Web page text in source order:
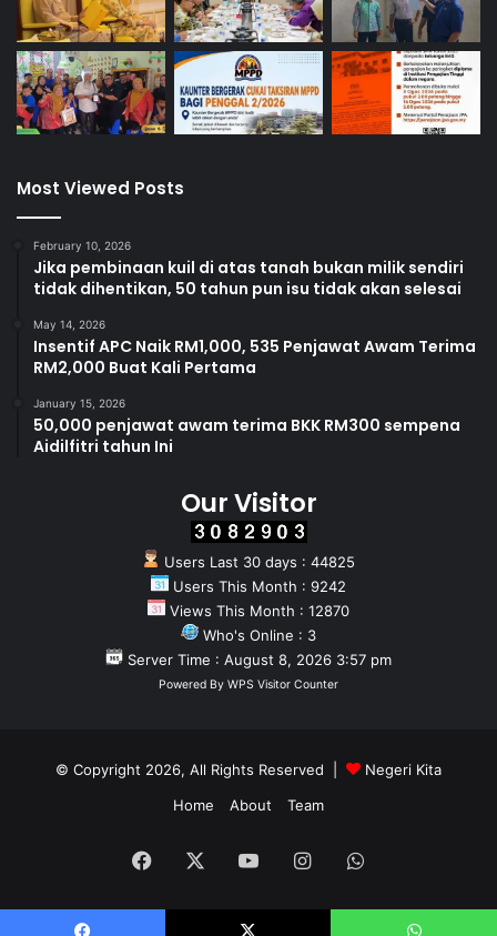
Most Viewed Posts
February 10, 2026
Jika pembinaan kuil di atas tanah bukan milik sendiri
tidak dihentikan, 50 tahun pun isu tidak akan selesai
May 14, 2026
Insentif APC Naik RM1,000, 535 Penjawat Awam Terima
RM2,000 Buat Kali Pertama
January 15, 2026
50,000 penjawat awam terima BKK RM300 sempena
Aidilfitri tahun Ini
Our Visitor
Users Last 30 days : 44825
Users This Month : 9242
Views This Month : 12870
Who's Online : 3
Server Time : August 8, 2026 3:57 pm
Powered By WPS Visitor Counter
© Copyright 2026, All Rights Reserved |
Negeri Kita
Home
About Team
Facebook YouTubeInstagramWhatsApp